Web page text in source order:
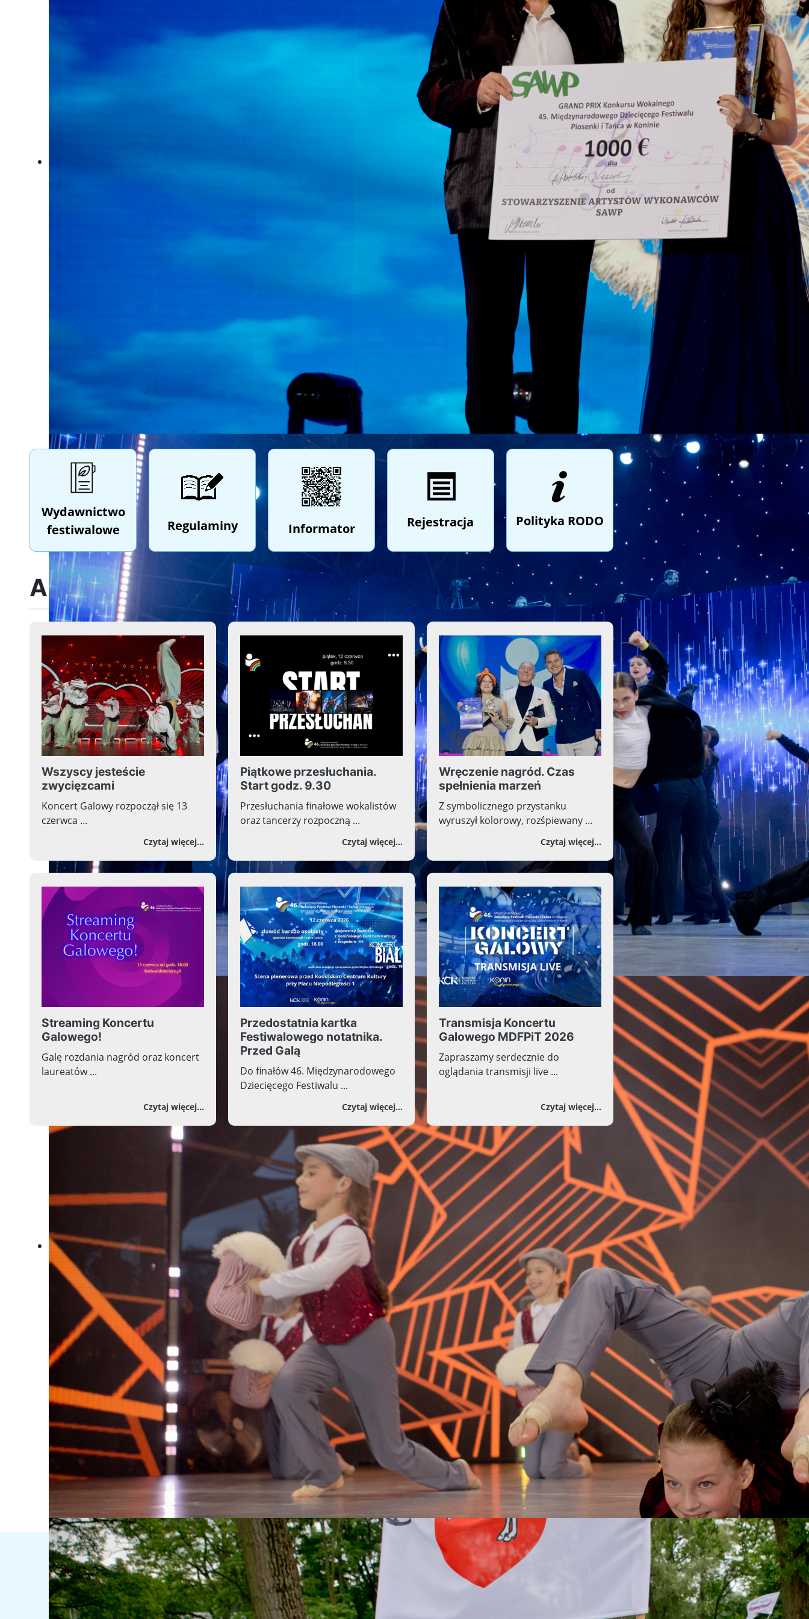
Międzynarodowy Dziecięcy
Piosenki i Tańca w
Międzynarodowy Dziecięcy
Piosenki i Tańca w
Wydawnictwo
festiwalowe
Regulaminy Informator Rejestracja Polityka RODO
Aktualności
Wszyscy jesteście
zwycięzcami
Koncert Galowy rozpoczął się 13
czerwca ...
Czytaj więcej... o Wszyscy jesteście zwycięzcami
Piątkowe przesłuchania.
Start godz. 9.30
Przesłuchania finałowe wokalistów
oraz tancerzy rozpoczną ...
Czytaj więcej... o Piątkowe przesłuchania. Start godz. 9.30
Wręczenie nagród. Czas
spełnienia marzeń
Z symbolicznego przystanku
wyruszył kolorowy, rozśpiewany ...
Czytaj więcej...o Wręczenie nagród. Czas spełnienia
Streaming Koncertu
Galowego!
Galę rozdania nagród oraz koncert
laureatów ...
Czytaj więcej... o Streaming Koncertu Galowego!
Przedostatnia kartka
Festiwalowego notatnika.
Przed Galą
Do finałów 46. Międzynarodowego
Dziecięcego Festiwalu ...
Czytaj więcej... o Przedostatnia kartka Festiwalowego notatnika. Przed Galą
Transmisja Koncertu
Galowego MDFPiT 2026
Zapraszamy serdecznie do
oglądania transmisji live ...
Czytaj więcej...o Transmisja Koncertu Galowego MDFPiT
Wiecej aktualności
Nasi Partnerzy